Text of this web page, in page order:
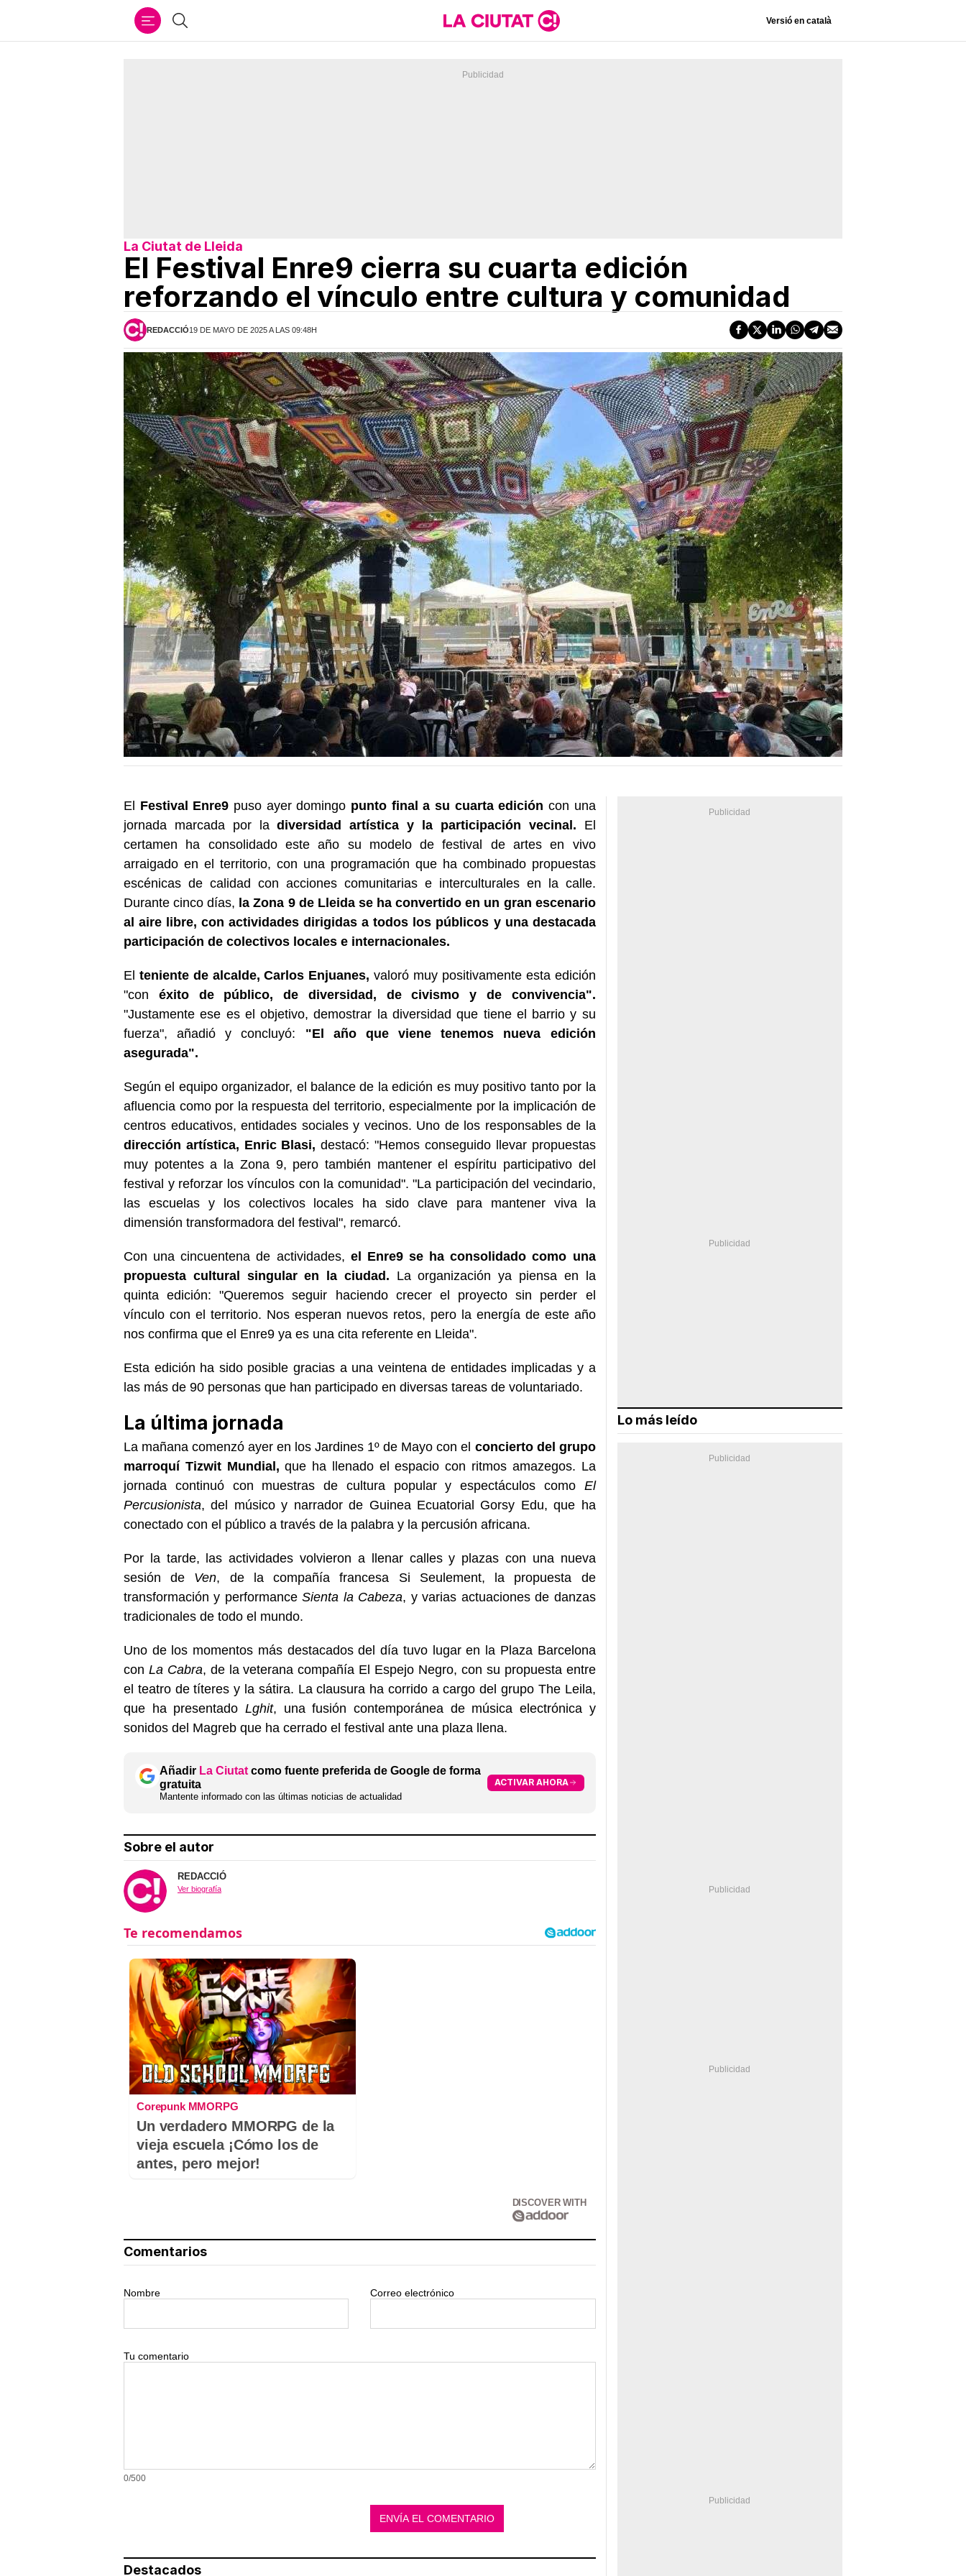
Buscar Versió en català
La Ciutat de Lleida
El Festival Enre9 cierra su cuarta edición
reforzando el vínculo entre cultura y comunidad
REDACCIÓ19 DE MAYO DE 2025 A LAS 09:48H
El Festival Enre9 puso ayer domingo punto final a su cuarta edición con una
jornada marcada por ladiversidad artística y la participación vecinal. El
certamen ha consolidado este año su modelo de festival de artes en vivo
arraigado en el territorio, con una programación que ha combinado propuestas
escénicas de calidad con acciones comunitarias e interculturales en la calle.
Durante cinco días, la Zona 9 de Lleida se ha convertido en un gran escenario
al aire libre, con actividades dirigidas a todos los públicos y una destacada
participación de colectivos locales e internacionales.
El teniente de alcalde, Carlos Enjuanes, valoró muy positivamente esta edición
"con éxito de público, de diversidad, de civismo y de convivencia".
"Justamente ese es el objetivo, demostrar la diversidad que tiene el barrio y su
fuerza", añadió y concluyó: "El año que viene tenemos nueva edición
asegurada".
Según el equipo organizador, el balance de la edición es muy positivo tanto por la
afluencia como por la respuesta del territorio, especialmente por la implicación de
centros educativos, entidades sociales y vecinos. Uno de los responsables de la
dirección artística, Enric Blasi, destacó: "Hemos conseguido llevar propuestas
muy potentes a la Zona 9, pero también mantener el espíritu participativo del
festival y reforzar los vínculos con la comunidad". "La participación del vecindario,
las escuelas y los colectivos locales ha sido clave para mantener viva la
dimensión transformadora del festival", remarcó.
Con una cincuentena de actividades, el Enre9 se ha consolidado como una
propuesta cultural singular en la ciudad. La organización ya piensa en la
quinta edición: "Queremos seguir haciendo crecer el proyecto sin perder el
vínculo con el territorio. Nos esperan nuevos retos, pero la energía de este año
nos confirma que el Enre9 ya es una cita referente en Lleida".
Esta edición ha sido posible gracias a una veintena de entidades implicadas y a
las más de 90 personas que han participado en diversas tareas de voluntariado.
La última jornada
La mañana comenzó ayer en los Jardines 1º de Mayo con el concierto del grupo
marroquí Tizwit Mundial, que ha llenado el espacio con ritmos amazegos. La
jornada continuó con muestras de cultura popular y espectáculos comoEl
Percusionista, del músico y narrador de Guinea Ecuatorial Gorsy Edu, que ha
conectado con el público a través de la palabra y la percusión africana.
Por la tarde, las actividades volvieron a llenar calles y plazas con una nueva
sesión de Ven, de la compañía francesa Si Seulement, la propuesta de
transformación y performanceSienta la Cabeza, y varias actuaciones de danzas
tradicionales de todo el mundo.
Uno de los momentos más destacados del día tuvo lugar en la Plaza Barcelona
con La Cabra, de la veterana compañía El Espejo Negro, con su propuesta entre
el teatro de títeres y la sátira. La clausura ha corrido a cargo del grupo The Leila,
que ha presentado Lghit, una fusión contemporánea de música electrónica y
sonidos del Magreb que ha cerrado el festival ante una plaza llena.
Añadir La Ciutat como fuente preferida de Google de forma
gratuita
Mantente informado con las últimas noticias de actualidad
ACTIVAR AHORA
Sobre el autor
REDACCIÓ
Ver biografía
Corepunk MMORPG
Un verdadero MMORPG de la
vieja escuela ¡Cómo los de
antes, pero mejor!
DISCOVER WITH
Comentarios
Nombre Correo electrónico
Tu comentario
0/500
Destacados
Lo más leído